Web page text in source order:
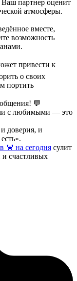
Ваш партнер оценит
атмосферы.
вместе,
возможность
привести к
о своих
портить
💬
с любимыми — это
доверия, и
🦀 на сегодня сулит
счастливых